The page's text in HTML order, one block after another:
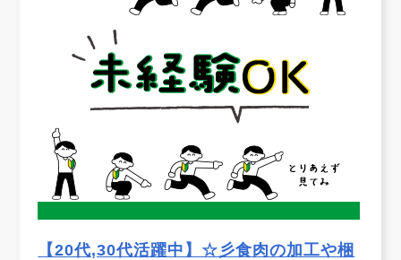
【20代,30代活躍中】☆彡食肉の加工や梱